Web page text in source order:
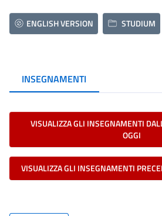
ENGLISH VERSION STUDIUM
INSEGNAMENTI
VISUALIZZA GLI INSEGNAMENTI
OGGI
VISUALIZZA GLI INSEGNAMENTI